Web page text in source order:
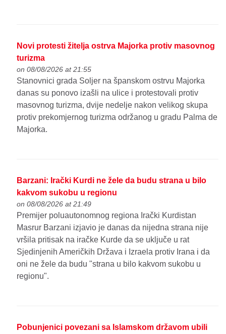
Novi protesti žitelja ostrva Majorka protiv masovnog
turizma
on 08/08/2026 at 21:55
Stanovnici grada Soljer na španskom ostrvu Majorka
danas su ponovo izašli na ulice i protestovali protiv
masovnog turizma, dvije nedelje nakon velikog skupa
protiv prekomjernog turizma održanog u gradu Palma de
Majorka.
Barzani: Irački Kurdi ne žele da budu strana u bilo
kakvom sukobu u regionu
on 08/08/2026 at 21:49
Premijer poluautonomnog regiona Irački Kurdistan
Masrur Barzani izjavio je danas da nijedna strana nije
vršila pritisak na iračke Kurde da se uključe u rat
Sjedinjenih Američkih Država i Izraela protiv Irana i da
oni ne žele da budu "strana u bilo kakvom sukobu u
regionu".
Pobunjenici povezani sa Islamskom državom ubili